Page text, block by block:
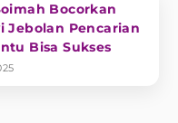
Bocorkan
Jebolan Pencarian
Bisa Sukses